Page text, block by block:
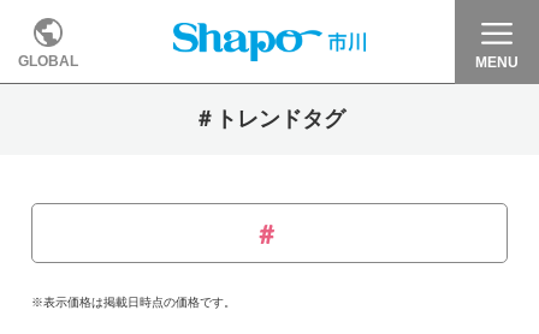
GLOBAL MENU
＃トレンドタグ
※表示価格は掲載日時点の価格です。